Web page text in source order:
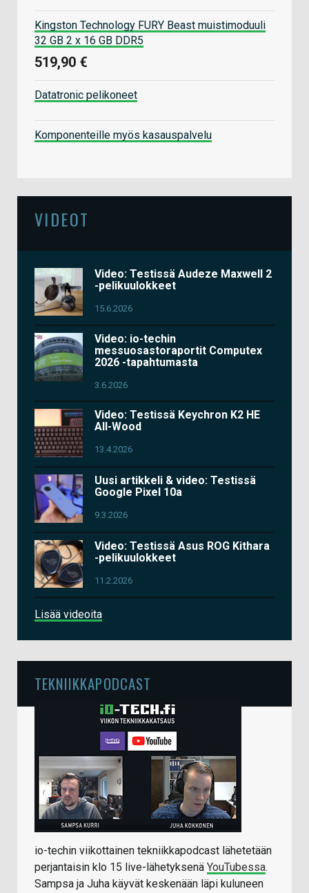
Kingston Technology FURY Beast muistimoduuli
32 GB 2 x 16 GB DDR5
519,90 €
Datatronic pelikoneet
Komponenteille myös kasauspalvelu
VIDEOT
Video: Testissä Audeze Maxwell 2
-pelikuulokkeet
15.6.2026
Video: io-techin
messuosastoraportit Computex
2026 -tapahtumasta
3.6.2026
Video: Testissä Keychron K2 HE
All-Wood
13.4.2026
Uusi artikkeli & video: Testissä
Google Pixel 10a
9.3.2026
Video: Testissä Asus ROG Kithara
-pelikuulokkeet
11.2.2026
Lisää videoita
TEKNIIKKAPODCAST
io-techin viikottainen tekniikkapodcast lähetetään
perjantaisin klo 15 live-lähetyksenä YouTubessa.
Sampsa ja Juha käyvät keskenään läpi kuluneen